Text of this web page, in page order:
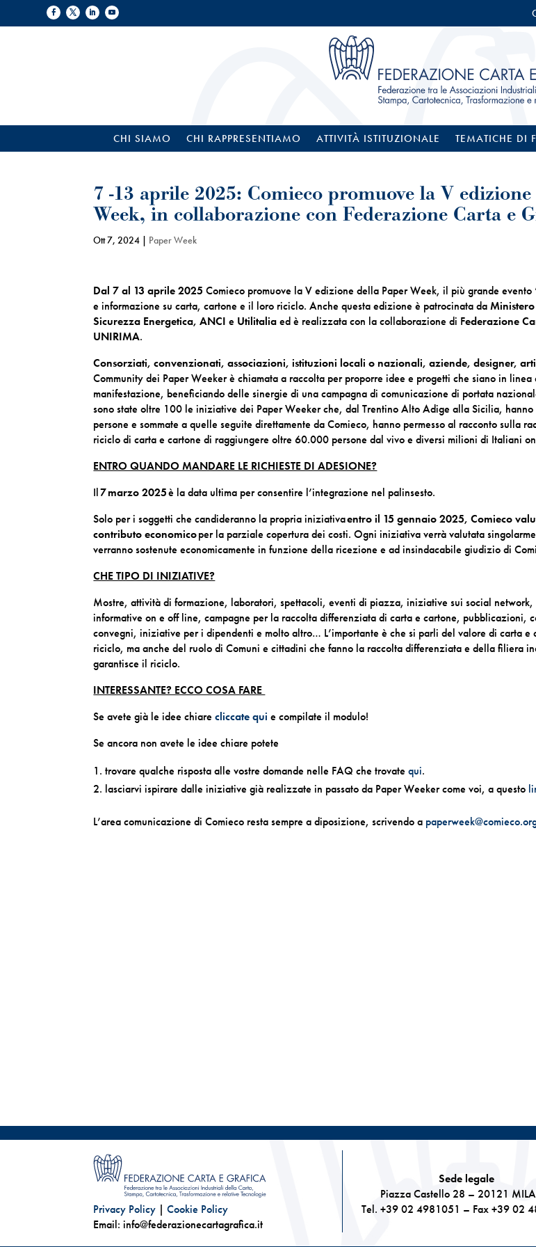
CHI SIAMO CHI RAPPRESENTIAMO ATTIVITÀ ISTITUZIONALE TEMATICHE DI
7 -13 aprile 2025: Comieco promuove la V
Week, in collaborazione con Federazione Carta e
Ott 7, 2024 Paper Week
Dal 7 al 13 aprile 2025 Comieco promuove la V edizione della Paper Week, il più grande evento
e informazione su carta, cartone e il loro riciclo. Anche questa edizione è patrocinata da
Sicurezza Energetica, ANCI e Utilitaliaed è realizzata con la collaborazione di Federazione
UNIRIMA.
Consorziati, convenzionati, associazioni, istituzioni locali o nazionali, aziende, designer,
Community dei Paper Weeker è chiamata a raccolta per proporre idee e progetti che siano in
manifestazione, beneficiando delle sinergie di una campagna di comunicazione di portata
sono state oltre 100 le iniziative dei Paper Weeker che, dal Trentino Alto Adige alla Sicilia,
persone e sommate a quelle seguite direttamente da Comieco, hanno permesso al racconto sulla
riciclo di carta e cartone di raggiungere oltre 60.000 persone dal vivo e diversi milioni di Italiani
ENTRO QUANDO MANDARE LE RICHIESTE DI ADESIONE?
Il7 marzo 2025è la data ultima per consentire l’integrazione nel palinsesto.
Solo per i soggetti che candideranno la propria iniziativaentro il 15 gennaio 2025, Comieco
contributo economicoper la parziale copertura dei costi. Ogni iniziativa verrà valutata
verranno sostenute economicamente in funzione della ricezione e ad insindacabile giudizio di
CHE TIPO DI INIZIATIVE?
Mostre, attività di formazione, laboratori, spettacoli, eventi di piazza, iniziative sui social network,
informative on e off line, campagne per la raccolta differenziata di carta e cartone, pubblicazioni,
convegni, iniziative per i dipendenti e molto altro… L’importante è che si parli del valore di carta e
riciclo, ma anche del ruolo di Comuni e cittadini che fanno la raccolta differenziata e della filiera
garantisce il riciclo.
INTERESSANTE? ECCO COSA FARE
Se avete già le idee chiarecliccate qui e compilate il modulo!
Se ancora non avete le idee chiare potete
trovare qualche risposta alle vostre domande nelle FAQ che trovatequi.
lasciarvi ispirare dalle iniziative già realizzate in passato da Paper Weeker come voi, a questo
L’area comunicazione di Comieco resta sempre a diposizione, scrivendo a
Privacy Policy |Cookie Policy
Email: info@federazionecartagrafica.it
Sede legale
Piazza Castello 28 – 20121
Tel. +39 02 4981051 – Fax +39 02